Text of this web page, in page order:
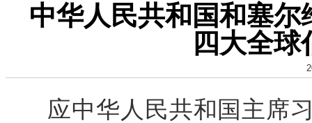
中华人民共和国和塞
四大全
应中华人民共和国主席